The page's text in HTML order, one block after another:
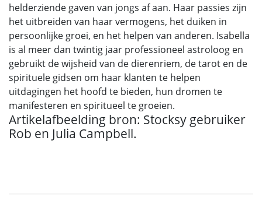
helderziende gaven van jongs af aan. Haar passies zijn
het uitbreiden van haar vermogens, het duiken in
persoonlijke groei, en het helpen van anderen. Isabella
is al meer dan twintig jaar professioneel astroloog en
gebruikt de wijsheid van de dierenriem, de tarot en de
spirituele gidsen om haar klanten te helpen
uitdagingen het hoofd te bieden, hun dromen te
manifesteren en spiritueel te groeien.
Artikelafbeelding bron: Stocksy gebruiker
Rob en Julia Campbell.